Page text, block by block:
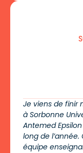
Je viens de finir
à Sorbonne
Antemed
long de
équipe